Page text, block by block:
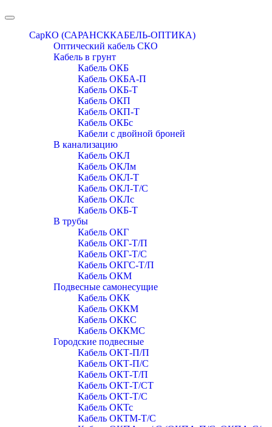
Toggle
navigationСарКО (САРАНСККАБЕЛЬ-ОПТИКА)
Оптический кабель СКО
Кабель в грунт
Кабель ОКБ
Кабель ОКБА-П
Кабель ОКБ-Т
Кабель ОКП
Кабель ОКП-Т
Кабель ОКБc
Кабели с двойной броней
В канализацию
Кабель ОКЛ
Кабель ОКЛм
Кабель ОКЛ-Т
Кабель ОКЛ-Т/С
Кабель ОКЛc
Кабель ОКБ-Т
В трубы
Кабель ОКГ
Кабель ОКГ-Т/П
Кабель ОКГ-Т/С
Кабель ОКГС-Т/П
Кабель ОКМ
Подвесные самонесущие
Кабель ОКК
Кабель ОККМ
Кабель ОККС
Кабель ОККМС
Городские подвесные
Кабель ОКТ-П/П
Кабель ОКТ-П/С
Кабель ОКТ-Т/П
Кабель ОКТ-Т/СТ
Кабель ОКТ-Т/С
Кабель ОКТс
Кабель ОКТМ-Т/С